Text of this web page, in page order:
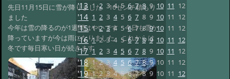
先日11月15日に雪が降りました 10センチ積もり
ました
今年は雪の降るのが1週間はやいです 今日も雪か
降っていますが今は雨になりました これからは
冬です毎日寒い日が続きます
'13 1 2 3 4 5 6 7 8 9 10 11 12
'14 1 2 3 4 5 6 7 8 9 10 11 12
'15 1 2 3 4 5 6 7 8 9 10 11 12
'16 1 2 3 4 5 6 7 8 9 10 11 12
'17 1 2 3 4 5 6 7 8 9 10 11 12
'18 1 2 3 4 5 6 7 8 9 10 11 12
'19 1 2 3 4 5 6 7 8 9 10 11 12